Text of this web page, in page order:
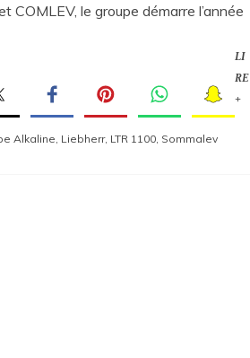
COMLEV, le groupe démarre l’année
LI
RE
+
Alkaline Liebherr, LTR 1100 Sommalev